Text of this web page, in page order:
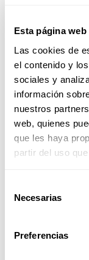
Esta página
Las cookies de
el contenido y
sociales y
información
nuestros
web, quienes
que les haya
partir del uso
Necesarias
Preferencias